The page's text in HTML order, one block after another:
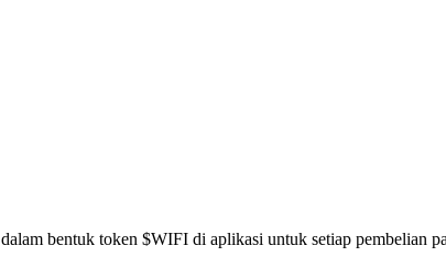
dalam bentuk token $WIFI di aplikasi untuk setiap pembelian